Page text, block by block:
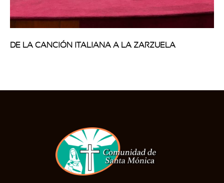
DE LA CANCIÓN ITALIANA A LA ZARZUELA